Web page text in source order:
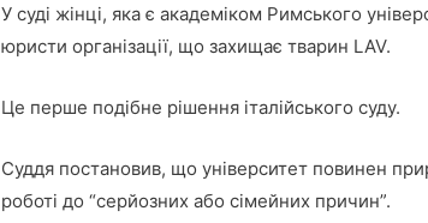
У суді жінці, яка є академіком Римського
юристи організації, що захищає тварин LAV.
Це перше подібне рішення італійського суду.
Суддя постановив, що університет повинен
роботі до “серйозних або сімейних причин”.